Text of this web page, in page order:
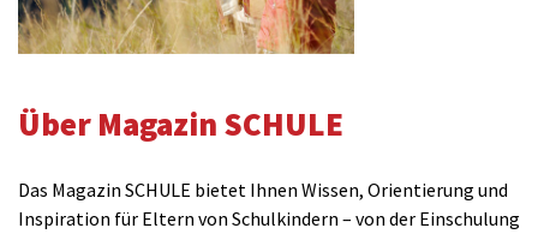
Über Magazin SCHULE
Das Magazin SCHULE bietet Ihnen Wissen, Orientierung und
Inspiration für Eltern von Schulkindern – von der Einschulung